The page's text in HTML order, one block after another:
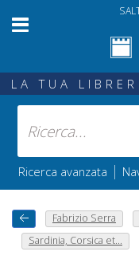
LA TUA
Ricerca avanzata |
Fabrizio Serra
Sardinia, Corsica et...